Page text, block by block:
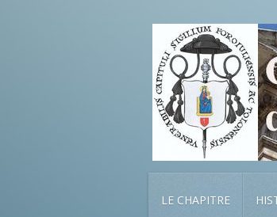
LE CHAPITRE